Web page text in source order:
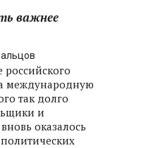
важнее
международную
так долго
и
оказалось